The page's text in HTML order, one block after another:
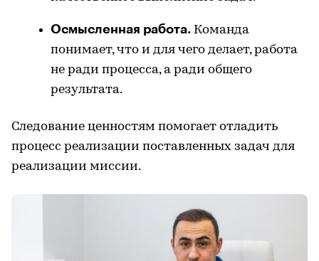
Осмысленная работа. Команда
понимает, что и для чего делает, работа
не ради процесса, а ради общего
результата.
Следование ценностям помогает отладить
процесс реализации поставленных задач для
реализации миссии.